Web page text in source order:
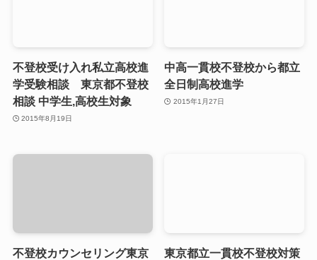
不登校受け入れ私立高校進
学受験相談 東京都不登校
相談 中学生,高校生対象
2015年8月19日
中高一貫校不登校から都立
全日制高校進学
2015年1月27日
不登校カウンセリング東京
東京都立一貫校不登校対策